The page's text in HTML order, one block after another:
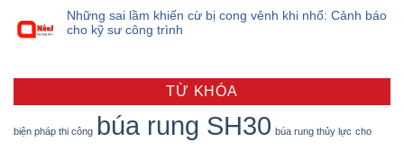
Những sai lầm khiến cừ bị cong vênh khi nhổ: Cảnh báo
cho kỹ sư công trình
TỪ KHÓA
biện pháp thi công búa rung SH30 búa rung thủy lực cho